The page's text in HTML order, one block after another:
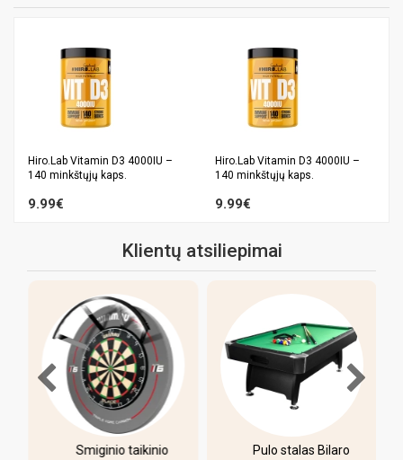
Hiro.Lab Vitamin D3 4000IU –
140 minkštųjų kaps.
9.99€
Hiro.Lab Vitamin D3 4000IU –
140 minkštųjų kaps.
9.99€
Klientų atsiliepimai
Smiginio taikinio
Pulo stalas Bilaro